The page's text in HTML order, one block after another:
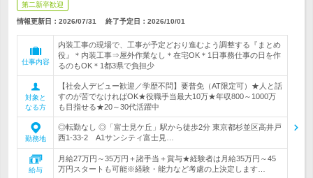
第二新卒歓迎
情報更新日：2026/07/31 終了予定日： 2026/10/01
仕事内容
内装工事の現場で、工事が予定どおり進むよう調整する『まとめ
役』＊内装工事⇒屋外作業なし＊在宅OK＊1日事務仕事の日を作
るのもOK＊1都3県で負担少
対象と
なる方
【社会人デビュー歓迎／学歴不問】要普免（AT限定可）★人と話
すのが苦でなければOK★役職手当最大10万★年収800～1000万
も目指せる★20～30代活躍中
勤務地
◎転勤なし ◎「富士見ケ丘」駅から徒歩2分 東京都杉並区高井戸
西1-33-2 A1サンシティ富士見…
給与
月給27万円～35万円＋諸手当＋賞与★経験者は月給35万円～45
万円スタートも可能※経験・能力など考慮の上決定します…